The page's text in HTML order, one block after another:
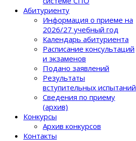
Абитуриенту
Информация о приеме на
2026/27 учебный год
Календарь абитуриента
Расписание консультаций
и экзаменов
Подано заявлений
Результаты
вступительных испытаний
Сведения по приему
(архив)
Конкурсы
Архив конкурсов
Контакты